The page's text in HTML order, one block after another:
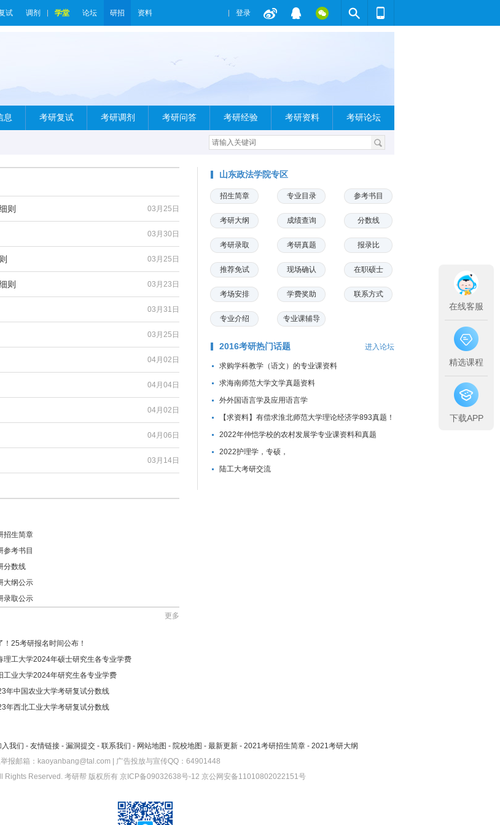
试 调剂 学堂 论坛 研招 资料 登录
息 考研复试 考研调剂 考研问答 考研经验 考研资料 考研论坛
03月25日
则
03月30日
03月25日
03月23日
则
03月31日
03月25日
04月02日
04月04日
04月02日
04月06日
03月14日
招生简章
参考书目
分数线
大纲公示
录取公示
更多
！25考研报名时间公布！
理工大学2024年硕士研究生各专业学费
工业大学2024年研究生各专业学费
年中国农业大学考研复试分数线
年西北工业大学考研复试分数线
山东政法学院专区
招生简章 专业目录 参考书目
考研大纲 成绩查询 分数线
考研录取 考研真题 报录比
推荐免试 现场确认 在职硕士
考场安排 学费奖助 联系方式
专业介绍 专业课辅导
2016考研热门话题 进入论坛
求购学科教学（语文）的专业课资料
求海南师范大学文学真题资料
外外国语言学及应用语言学
【求资料】有偿求淮北师范大学理论经济学893真题！
2022年仲恺学校的农村发展学专业课资料和真题
2022护理学，专硕，
陆工大考研交流
入我们 - 友情链接 - 漏洞提交 - 联系我们 - 网站地图 - 院校地图 - 最新更新 - 2021考研招生简章 - 2021考研大纲
报邮箱：kaoyanbang@tal.com | 广告投放与宣传QQ：64901448
Rights Reserved. 考研帮 版权所有 京ICP备09032638号-12 京公网安备11010802022151号
在线客服
精选课程
下载APP